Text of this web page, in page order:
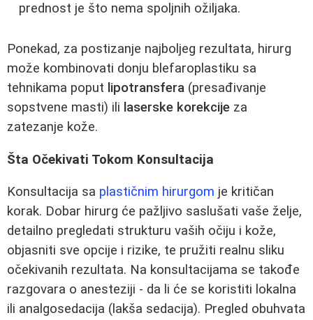
prednost je što nema spoljnih ožiljaka.
Ponekad, za postizanje najboljeg rezultata, hirurg
može kombinovati donju blefaroplastiku sa
tehnikama poput lipotransfera (presađivanje
sopstvene masti) ili laserske korekcije za
zatezanje kože.
Šta Očekivati Tokom Konsultacija
Konsultacija sa plastičnim hirurgom je kritičan
korak. Dobar hirurg će pažljivo saslušati vaše želje,
detailno pregledati strukturu vaših očiju i kože,
objasniti sve opcije i rizike, te pružiti realnu sliku
očekivanih rezultata. Na konsultacijama se takođe
razgovara o anesteziji - da li će se koristiti lokalna
ili analgosedacija (lakša sedacija). Pregled obuhvata